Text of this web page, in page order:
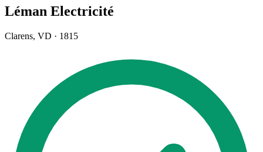
Léman Electricité
Clarens, VD · 1815